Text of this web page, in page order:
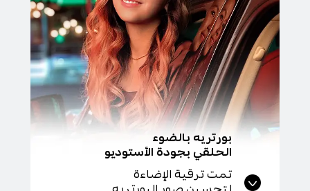
بورتريه بالضوء
الحلقي بجودة الأستوديو
تمت ترقية الإضاءة